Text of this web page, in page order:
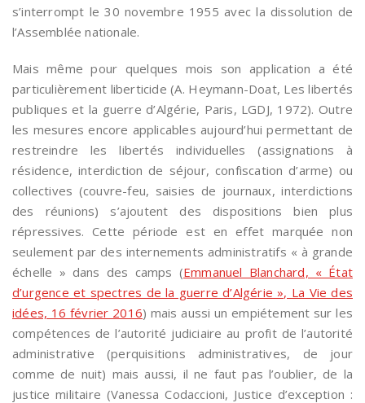
s’interrompt le 30 novembre 1955 avec la dissolution de
l’Assemblée nationale.
Mais même pour quelques mois son application a été
particulièrement liberticide (A. Heymann-Doat, Les libertés
publiques et la guerre d’Algérie, Paris, LGDJ, 1972). Outre
les mesures encore applicables aujourd’hui permettant de
restreindre les libertés individuelles (assignations à
résidence, interdiction de séjour, confiscation d’arme) ou
collectives (couvre-feu, saisies de journaux, interdictions
des réunions) s’ajoutent des dispositions bien plus
répressives. Cette période est en effet marquée non
seulement par des internements administratifs « à grande
échelle » dans des camps (Emmanuel Blanchard, « État
d’urgence et spectres de la guerre d’Algérie », La Vie des
idées, 16 février 2016) mais aussi un empiétement sur les
compétences de l’autorité judiciaire au profit de l’autorité
administrative (perquisitions administratives, de jour
comme de nuit) mais aussi, il ne faut pas l’oublier, de la
justice militaire (Vanessa Codaccioni, Justice d’exception :